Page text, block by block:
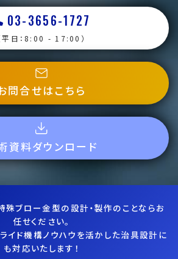
人情報を自動的に暗号化して送受信
に対応していないブラウザをご利用の場
セスできない、あるいは情報の入力が
ます。
利用）
より一層のサービスを提供するため、
ーからお客様のブラウザに送信され、
るコンピュータのストレージに蓄積され
社が送信するCookieの情報には、第
侵害されることはありません。また、
が可能です。但し、受け取り拒否をさ
スの利便性が低下する可能性があり
ください。
03-3656-1727
平日：8:00 - 17:00）
問合せはこちら
資料ダウンロード
ブロー金型の設計・製作のことならお
任せください。
イド機構ノウハウを活かした治具設計に
も対応いたします！